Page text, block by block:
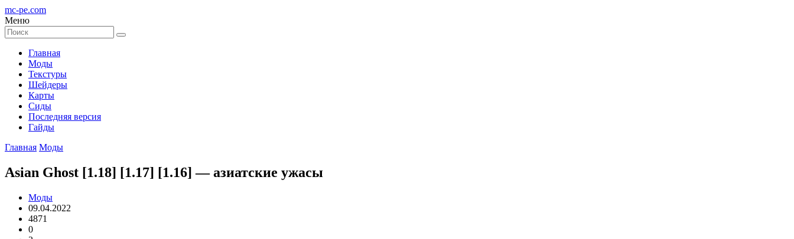
mc-pe.com
Меню
Главная
Моды
Текстуры
Шейдеры
Карты
Сиды
Последняя версия
Гайды
Главная Моды
Asian Ghost [1.18] [1.17] [1.16] — азиатские ужасы
Моды
09.04.2022
4871
0